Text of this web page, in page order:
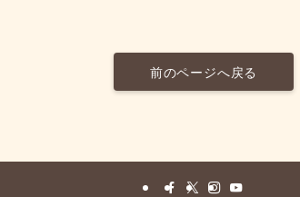
前のページへ戻る